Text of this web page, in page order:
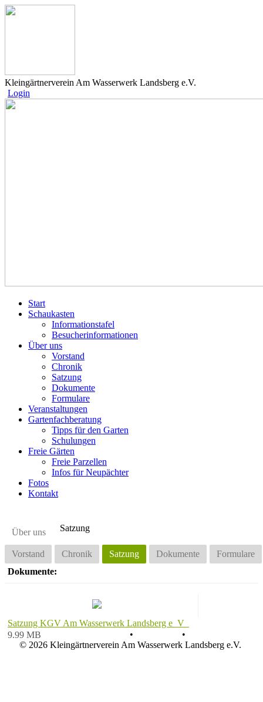
Kleingärtnerverein Am Wasserwerk Landsberg e.V.
Login
Start
Schaukasten
Informationstafel
Besucherinformationen
Über uns
Vorstand
Chronik
Satzung
Dokumente
Formulare
Veranstaltungen
Gartenfachberatung
Tipps für den Garten
Schulungen
Freie Gärten
Freie Parzellen
Infos für Neupächter
Fotos
Kontakt
Über uns
Vorstand Chronik Satzung Dokumente Formulare
Satzung
Dokumente:
Satzung KGV Am Wasserwerk Landsberg e_V_
9.99 MB
•
•
© 2026 Kleingärtnerverein Am Wasserwerk Landsberg e.V.